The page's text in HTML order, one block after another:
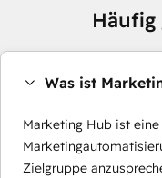
Häufig
Was ist
Marketing Hub ist
Zielgruppe